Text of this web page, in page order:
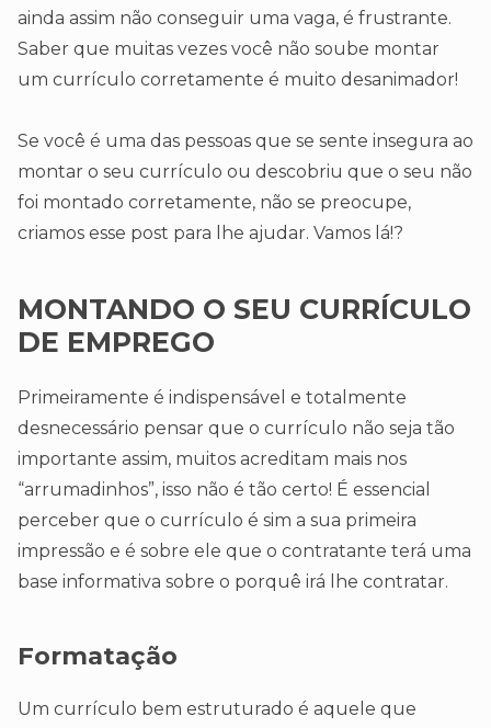
ainda assim não conseguir uma vaga, é frustrante.
Saber que muitas vezes você não soube montar
um currículo corretamente é muito desanimador!
Se você é uma das pessoas que se sente insegura ao
montar o seu currículo ou descobriu que o seu não
foi montado corretamente, não se preocupe,
criamos esse post para lhe ajudar. Vamos lá!?
MONTANDO O SEU CURRÍCULO
DE EMPREGO
Primeiramente é indispensável e totalmente
desnecessário pensar que o currículo não seja tão
importante assim, muitos acreditam mais nos
“arrumadinhos”, isso não é tão certo! É essencial
perceber que o currículo é sim a sua primeira
impressão e é sobre ele que o contratante terá uma
base informativa sobre o porquê irá lhe contratar.
Formatação
Um currículo bem estruturado é aquele que